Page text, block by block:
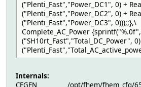
("Plenti_Fast","Power_DC1", 0) +
("Plenti_Fast","Power_DC2", 0) +
("Plenti_Fast","Power_DC3", 0)));;},\
Complete_AC_Power
("SH10rt_Fast","Total_DC_Power",
Internals:
CFGFN /opt/fhem/fhem_cfg/